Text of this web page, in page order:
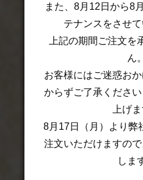
また、8月12日から8
テナンスをさせて
上記の期間ご注文を
ん。
お客様にはご迷惑お
からずご了承くださ
上げま
8月17日（月）より弊
注文いただけますの
しま